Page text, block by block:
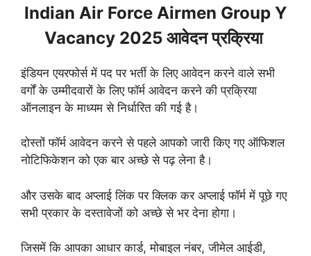
Indian Air Force Airmen Group Y
Vacancy 2025 आवेदन प्रक्रिया
इंडियन एयरफोर्स में पद पर भर्ती के लिए आवेदन करने वाले सभी
वर्गों के उम्मीदवारों के लिए फॉर्म आवेदन करने की प्रक्रिया
ऑनलाइन के माध्यम से निर्धारित की गई है।
दोस्तों फॉर्म आवेदन करने से पहले आपको जारी किए गए ऑफिशल
नोटिफिकेशन को एक बार अच्छे से पढ़ लेना है।
और उसके बाद अप्लाई लिंक पर क्लिक कर अप्लाई फॉर्म में पूछे गए
सभी प्रकार के दस्तावेजों को अच्छे से भर देना होगा।
जिसमें कि आपका आधार कार्ड, मोबाइल नंबर, जीमेल आईडी,